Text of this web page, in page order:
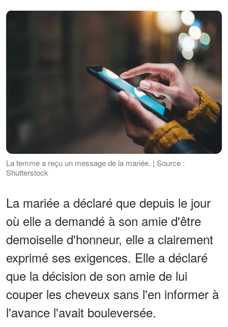
La femme a reçu un message de la mariée. | Source :
Shutterstock
La mariée a déclaré que depuis le jour
où elle a demandé à son amie d'être
demoiselle d'honneur, elle a clairement
exprimé ses exigences. Elle a déclaré
que la décision de son amie de lui
couper les cheveux sans l'en informer à
l'avance l'avait bouleversée.